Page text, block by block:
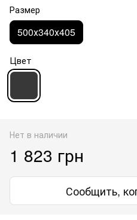
Размер
500х340х405
Цвет
Нет в наличии
1 823 грн
Сообщить,